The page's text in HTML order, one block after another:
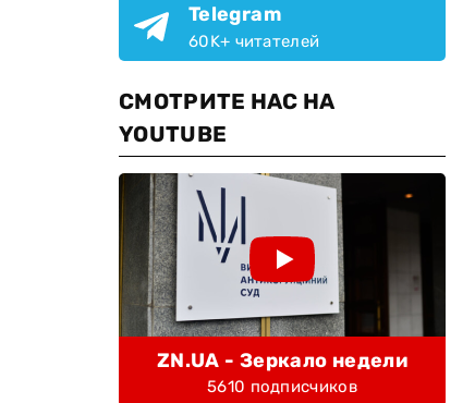
Telegram
60K+ читателей
СМОТРИТЕ НАС НА
YOUTUBE
ZN.UA - Зеркало недели
5610 подписчиков